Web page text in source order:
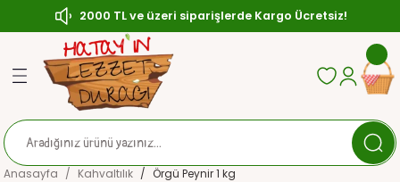
2000 TL ve üzeri siparişlerde Kargo Ücretsiz!
Geri Dön
Geri Dön
(Çerezlik) Zeytin
Geri Dön
Anasayfa Kahvaltılık Örgü Peynir 1 kg